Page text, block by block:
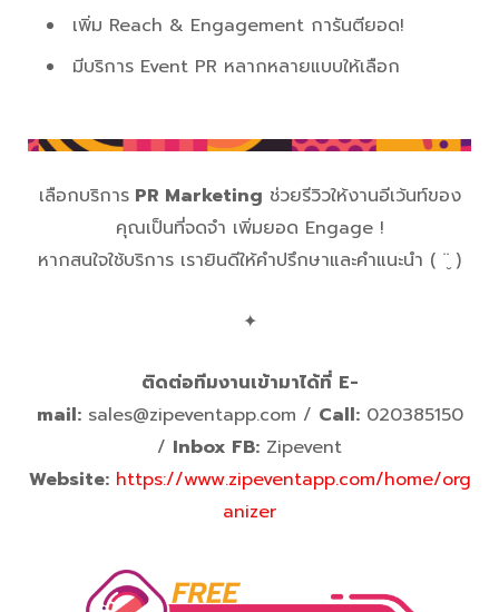
เพิ่ม Reach & Engagement การันตียอด!
มีบริการ Event PR หลากหลายแบบให้เลือก
เลือกบริการPR Marketing ช่วยรีวิวให้งานอีเว้นท์ของ
คุณเป็นที่จดจำ เพิ่มยอด Engage !
หากสนใจใช้บริการ เรายินดีให้คำปรึกษาและคำแนะนำ ( ¨̮ )
✦
ติดต่อทีมงานเข้ามาได้ที่ E-
mail:sales@zipeventapp.com / Call:020385150
/ Inbox FB: Zipevent
Website: https://www.zipeventapp.com/home/org
anizer